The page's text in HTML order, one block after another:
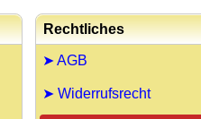
Rechtliches
➤ AGB
➤ Widerrufsrecht